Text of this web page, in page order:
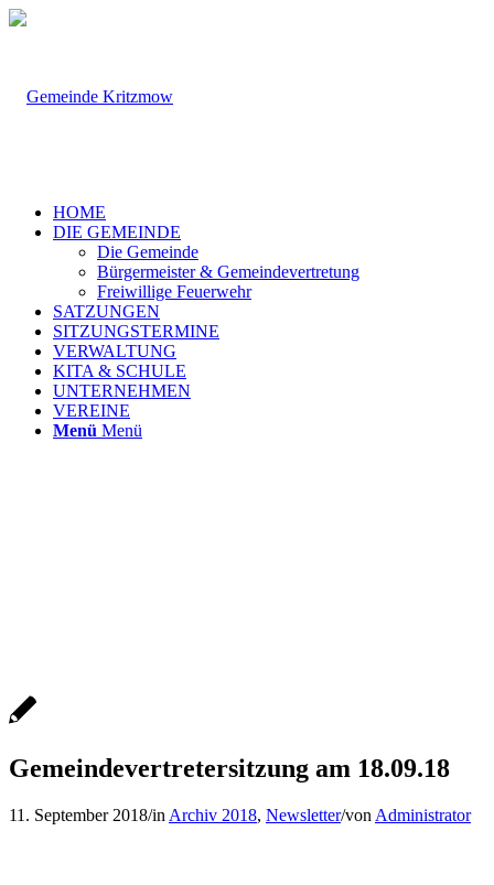
HOME
DIE GEMEINDE
Die Gemeinde
Bürgermeister & Gemeindevertretung
Freiwillige Feuerwehr
SATZUNGEN
SITZUNGSTERMINE
VERWALTUNG
KITA & SCHULE
UNTERNEHMEN
VEREINE
Menü Menü
Gemeindevertretersitzung am 18.09.18
11. September 2018/in Archiv 2018, Newsletter/von Administrator